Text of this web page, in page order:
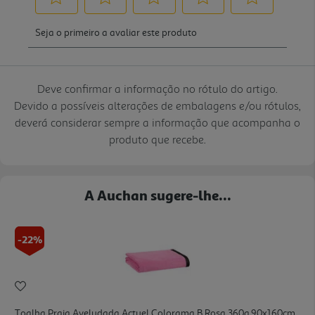
Deve confirmar a informação no rótulo do artigo.
Devido a possíveis alterações de embalagens e/ou rótulos,
deverá considerar sempre a informação que acompanha o
produto que recebe.
A Auchan sugere-lhe...
-22%